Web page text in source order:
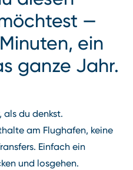
—
ein
ganze Jahr.
als du denkst.
am Flughafen, keine
Einfach ein
und losgehen.